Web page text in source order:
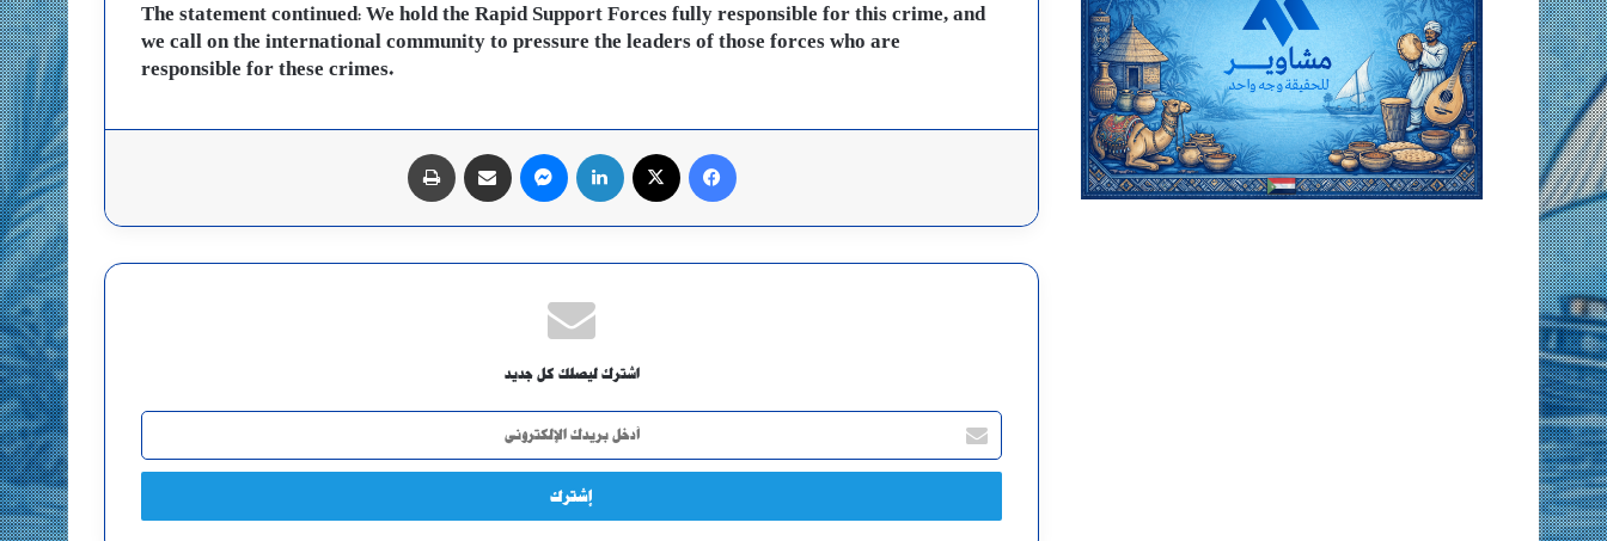
The statement continued: We hold the Rapid Support Forces fully responsible for this crime, and
we call on the international community to pressure the leaders of those forces who are
responsible for these crimes.
فيسبوك لينكدإن ماسنجر مشاركة عبر البريد
اشترك ليصلك كل جديد
أدخل
بريدك
الإلكتروني